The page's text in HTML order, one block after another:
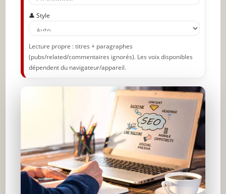
👤 Style
Lecture propre : titres + paragraphes
(pubs/related/commentaires ignorés). Les voix disponibles
dépendent du navigateur/appareil.